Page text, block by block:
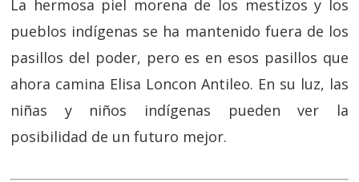
La hermosa piel morena de los mestizos y los
pueblos indígenas se ha mantenido fuera de los
pasillos del poder, pero es en esos pasillos que
ahora camina Elisa Loncon Antileo. En su luz, las
niñas y niños indígenas pueden ver la
posibilidad de un futuro mejor.